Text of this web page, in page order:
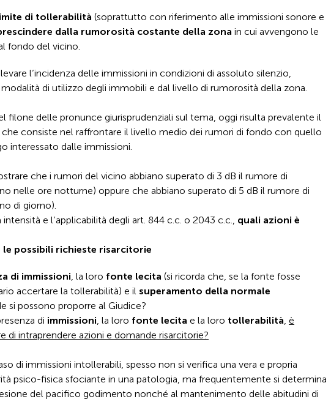
di tollerabilità (soprattutto con riferimento alle immissioni sonore e
dalla rumorosità costante della zona in cui avvengono le
fondo del vicino.
l’incidenza delle immissioni in condizioni di assoluto silenzio,
di utilizzo degli immobili e dal livello di rumorosità della zona.
filone delle pronunce giurisprudenziali sul tema, oggi risulta prevalente il
che consiste nel raffrontare il livello medio dei rumori di fondo con quello
interessato dalle immissioni.
che i rumori del vicino abbiano superato di 3 dB il rumore di
nelle ore notturne) oppure che abbiano superato di 5 dB il rumore di
di giorno).
intensità e l’applicabilità degli art. 844 c.c. o 2043 c.c., quali azioni è
le possibili richieste risarcitorie
di immissioni, la loro fonte lecita (si ricorda che, se la fonte fosse
accertare la tollerabilità) e il superamento della normale
si possono proporre al Giudice?
di immissioni, la loro fonte lecita e la loro tollerabilità, è
di intraprendere azioni e domande risarcitorie?
di immissioni intollerabili, spesso non si verifica una vera e propria
psico-fisica sfociante in una patologia, ma frequentemente si determina
del pacifico godimento nonché al mantenimento delle abitudini di